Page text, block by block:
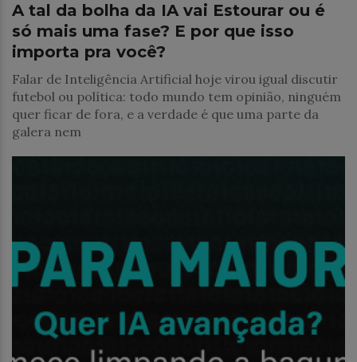
A tal da bolha da IA vai Estourar ou é
só mais uma fase? E por que isso
importa pra você?
Falar de Inteligência Artificial hoje virou igual discutir
futebol ou política: todo mundo tem opinião, ninguém
quer ficar de fora, e a verdade é que uma parte da
galera nem